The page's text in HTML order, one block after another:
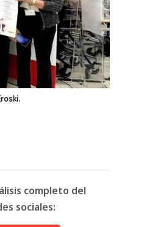
completo del
sociales: